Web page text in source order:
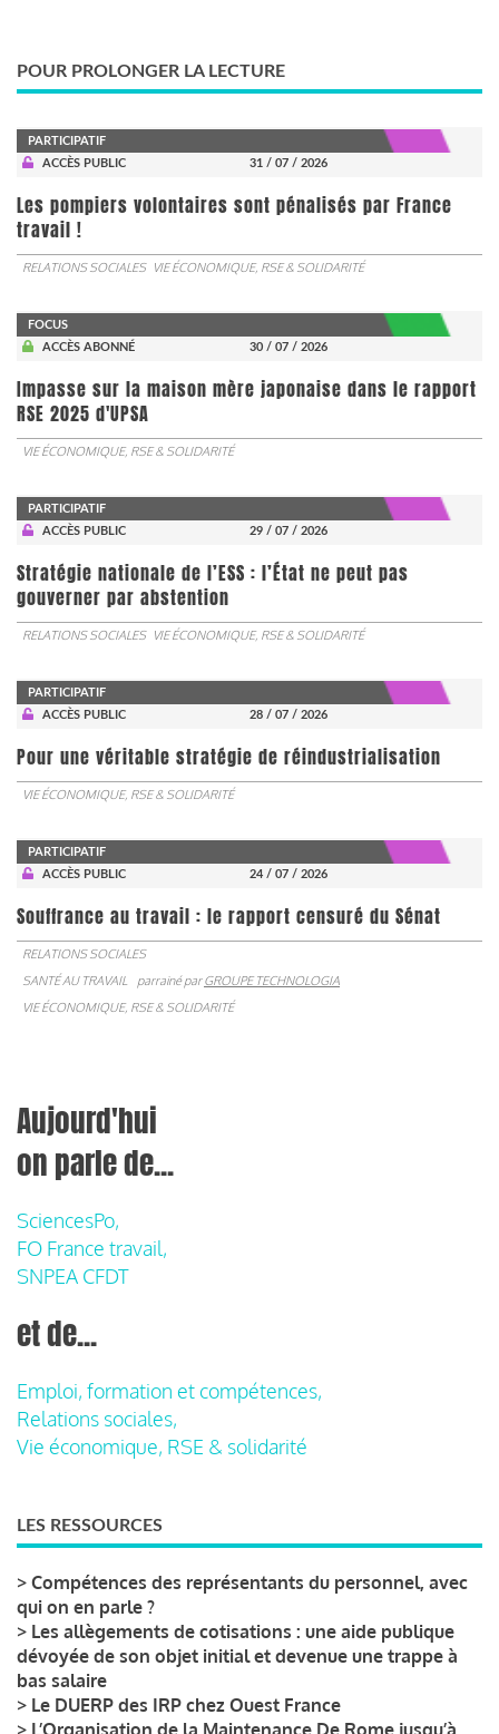
POUR PROLONGER LA LECTURE
PARTICIPATIF
ACCÈS PUBLIC
31 / 07 / 2026
Les pompiers volontaires sont pénalisés par France
travail !
RELATIONS SOCIALES VIE ÉCONOMIQUE, RSE & SOLIDARITÉ
FOCUS
ACCÈS ABONNÉ
30 / 07 / 2026
Impasse sur la maison mère japonaise dans le rapport
RSE 2025 d'UPSA
VIE ÉCONOMIQUE, RSE & SOLIDARITÉ
PARTICIPATIF
ACCÈS PUBLIC
29 / 07 / 2026
Stratégie nationale de l’ESS : l’État ne peut pas
gouverner par abstention
RELATIONS SOCIALES VIE ÉCONOMIQUE, RSE & SOLIDARITÉ
PARTICIPATIF
ACCÈS PUBLIC
28 / 07 / 2026
Pour une véritable stratégie de réindustrialisation
VIE ÉCONOMIQUE, RSE & SOLIDARITÉ
PARTICIPATIF
ACCÈS PUBLIC
24 / 07 / 2026
Souffrance au travail : le rapport censuré du Sénat
RELATIONS SOCIALES
SANTÉ AU TRAVAIL
parrainé parGROUPE TECHNOLOGIA
VIE ÉCONOMIQUE, RSE & SOLIDARITÉ
Aujourd'hui
on parle de...
SciencesPo,
FO France travail,
SNPEA CFDT
et de...
Emploi, formation et compétences,
Relations sociales,
Vie économique, RSE & solidarité
LES RESSOURCES
> Compétences des représentants du personnel, avec
qui on en parle ?
> Les allègements de cotisations : une aide publique
dévoyée de son objet initial et devenue une trappe à
bas salaire
> Le DUERP des IRP chez Ouest France
> L’Organisation de la Maintenance De Rome jusqu’à